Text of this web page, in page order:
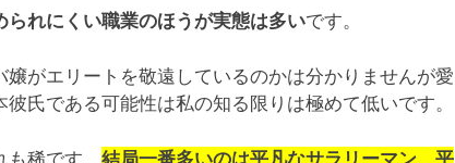
られにくい職業のほうが実態は多いです。
がエリートを敬遠しているのかは分かりませんが愛
氏である可能性は私の知る限りは極めて低いです。
稀です。 結局一番多いのは平凡なサラリーマン、平